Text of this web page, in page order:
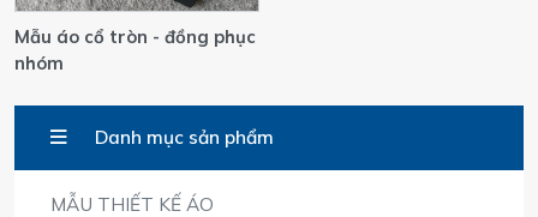
Danh mục sản phẩm
MẪU THIẾT KẾ ÁO
Mẫu áo cổ tròn - đồng phục
nhóm